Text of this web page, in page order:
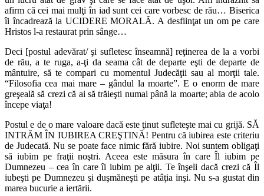
afirm că cei mai mulţi în iad sunt cei care vorbesc de rău… Biserica
îi încadrează la UCIDERE MORALĂ. A desfiinţat un om pe care
Hristos l-a restaurat prin sânge…
Deci [postul adevărat/ şi sufletesc înseamnă] reţinerea de la a vorbi
de rău, a te ruga, a-ţi da seama cât de departe eşti de departe de
mântuire, să te compari cu momentul Judecăţii sau al morţii tale.
“Filosofia cea mai mare – gândul la moarte”. E o enorm de mare
greşeală să crezi că ai să trăieşti numai până la moarte; abia de acolo
începe viaţa!
Postul e de o mare valoare dacă este ţinut sufleteşte mai cu grijă. SĂ
INTRĂM ÎN IUBIREA CREŞTINĂ! Pentru că iubirea este criteriu
de Judecată. Nu se poate face nimic fără iubire. Noi suntem obligaţi
să iubim pe fraţii noştri. Aceea este măsura în care Îl iubim pe
Dumnezeu – cea în care îi iubim pe alţii. Te înşeli dacă crezi că Îl
iubeşti pe Dumnezeu şi duşmăneşti pe atâţia inşi. Nu s-a gustat din
marea bucurie a iertării.